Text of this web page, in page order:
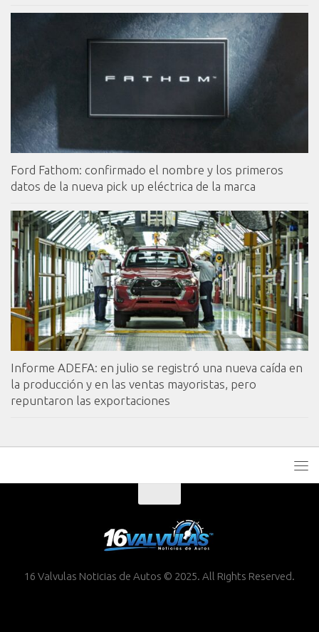
Ford Fathom: confirmado el nombre y los primeros
datos de la nueva pick up eléctrica de la marca
Informe ADEFA: en julio se registró una nueva caída en
la producción y en las ventas mayoristas, pero
repuntaron las exportaciones
16 Valvulas Noticias de Autos © 2025. All Rights Reserved.